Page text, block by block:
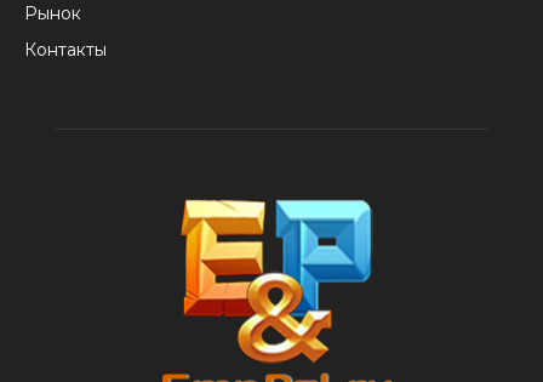
Рынок
Контакты